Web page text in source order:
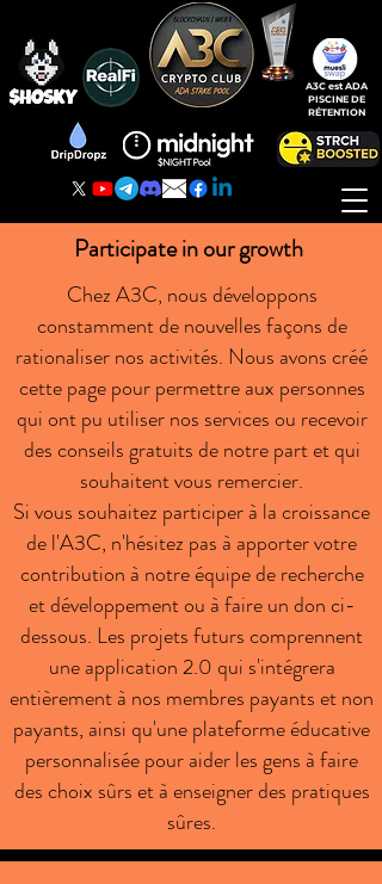
A3C est ADA
PISCINE DE
RÉTENTION
Participate in our growth
Chez A3C, nous développons
constamment de nouvelles façons de
rationaliser nos activités. Nous avons créé
cette page pour permettre aux personnes
qui ont pu utiliser nos services ou recevoir
des conseils gratuits de notre part et qui
souhaitent vous remercier.
Si vous souhaitez participer à la croissance
de l'A3C, n'hésitez pas à apporter votre
contribution à notre équipe de recherche
et développement ou à faire un don ci-
dessous. Les projets futurs comprennent
une application 2.0 qui s'intégrera
entièrement à nos membres payants et non
payants, ainsi qu'une plateforme éducative
personnalisée pour aider les gens à faire
des choix sûrs et à enseigner des pratiques
sûres.